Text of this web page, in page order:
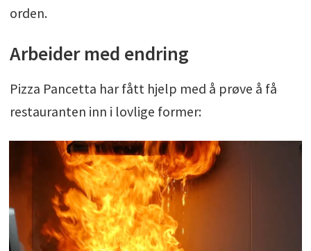
orden.
Arbeider med endring
Pizza Pancetta har fått hjelp med å prøve å få
restauranten inn i lovlige former: